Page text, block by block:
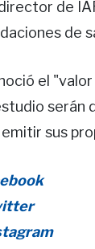
de
de
el
serán
sus